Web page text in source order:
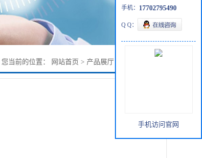
您当前的位置： 网站首页 > 产品展厅
手机： 17702795490
Q Q：
手机访问官网